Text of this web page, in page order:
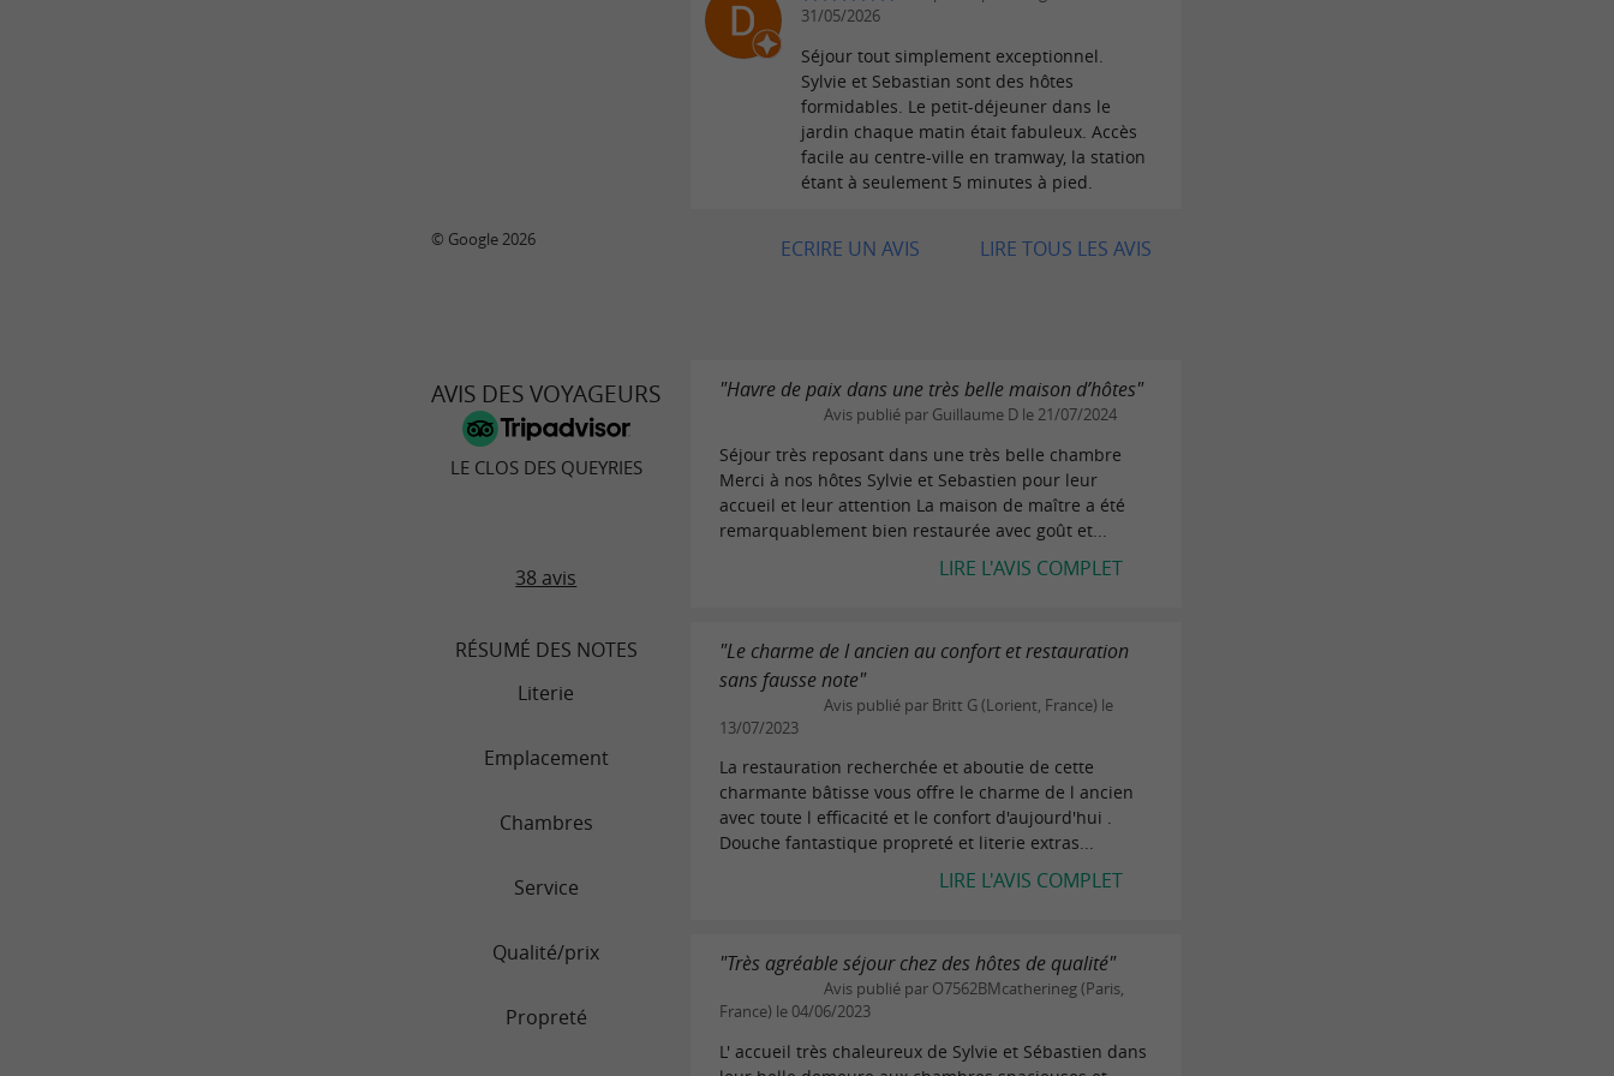
31/05/2026
Séjour tout simplement exceptionnel.
Sylvie et Sebastian sont des hôtes
formidables. Le petit-déjeuner dans le
jardin chaque matin était fabuleux. Accès
facile au centre-ville en tramway, la station
étant à seulement 5 minutes à pied.
LIRE TOUS LES AVIS
ECRIRE UN AVIS
© Google 2026
AVIS DES VOYAGEURS
LE CLOS DES QUEYRIES
38 avis
RÉSUMÉ DES NOTES
Literie
Emplacement
Chambres
Service
Qualité/prix
Propreté
"Havre de paix dans une très belle maison d’hôtes"
Avis publié par Guillaume D le 21/07/2024
Séjour très reposant dans une très belle chambre
Merci à nos hôtes Sylvie et Sebastien pour leur
accueil et leur attention La maison de maître a été
remarquablement bien restaurée avec goût et...
LIRE L'AVIS COMPLET
"Le charme de l ancien au confort et restauration
sans fausse note"
Avis publié par Britt G (Lorient, France) le
13/07/2023
La restauration recherchée et aboutie de cette
charmante bâtisse vous offre le charme de l ancien
avec toute l efficacité et le confort d'aujourd'hui .
Douche fantastique propreté et literie extras...
LIRE L'AVIS COMPLET
"Très agréable séjour chez des hôtes de qualité"
Avis publié par O7562BMcatherineg (Paris,
France) le 04/06/2023
L' accueil très chaleureux de Sylvie et Sébastien dans